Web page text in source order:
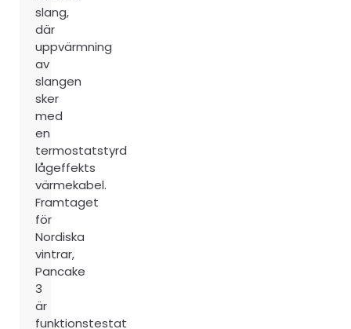
slang,
där
uppvärmning
av
slangen
sker
med
en
termostatstyrd
lågeffekts
värmekabel.
Framtaget
för
Nordiska
vintrar,
Pancake
3
är
funktionstestat